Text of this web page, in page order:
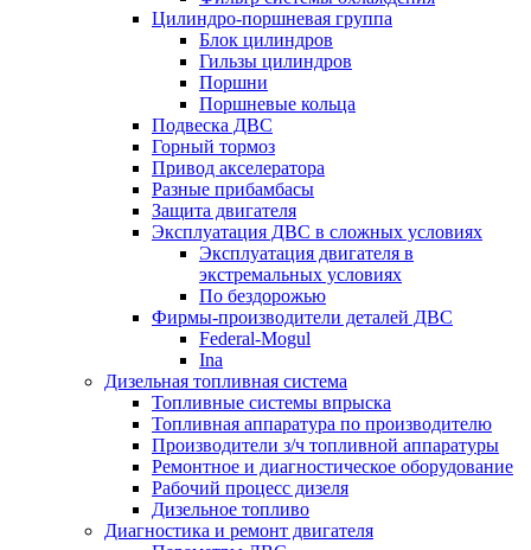
Цилиндро-поршневая группа
Блок цилиндров
Гильзы цилиндров
Поршни
Поршневые кольца
Подвеска ДВС
Горный тормоз
Привод акселератора
Разные прибамбасы
Защита двигателя
Эксплуатация ДВС в сложных условиях
Эксплуатация двигателя в
экстремальных условиях
По бездорожью
Фирмы-производители деталей ДВС
Federal-Mogul
Ina
Дизельная топливная система
Топливные системы впрыска
Топливная аппаратура по производителю
Производители з/ч топливной аппаратуры
Ремонтное и диагностическое оборудование
Рабочий процесс дизеля
Дизельное топливо
Диагностика и ремонт двигателя